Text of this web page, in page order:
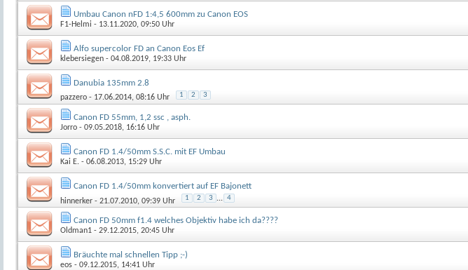
Umbau Canon nFD 1:4,5 600mm zu Canon EOS
F1-Helmi - 13.11.2020, 09:50 Uhr
Alfo supercolor FD an Canon Eos Ef
klebersiegen - 04.08.2019, 19:33 Uhr
Danubia 135mm 2.8
pazzero - 17.06.2014, 08:16 Uhr 1 2 3
Canon FD 55mm, 1,2 ssc , asph.
Jorro - 09.05.2018, 16:16 Uhr
Canon FD 1.4/50mm S.S.C. mit EF Umbau
Kai E. - 06.08.2013, 15:29 Uhr
Canon FD 1.4/50mm konvertiert auf EF Bajonett
hinnerker - 21.07.2010, 09:39 Uhr 1 2 3 ... 4
Canon FD 50mm f1.4 welches Objektiv habe ich da????
Oldman1 - 29.12.2015, 20:45 Uhr
Bräuchte mal schnellen Tipp ;-)
eos - 09.12.2015, 14:41 Uhr